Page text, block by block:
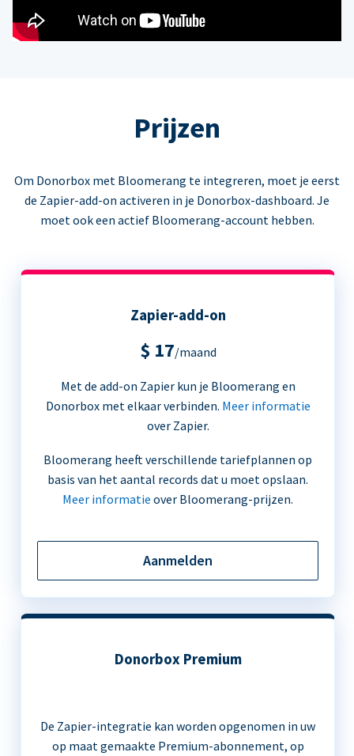
Prijzen
Om Donorbox met Bloomerang te integreren, moet je eerst
de Zapier-add-on activeren in je Donorbox-dashboard. Je
moet ook een actief Bloomerang-account hebben.
Zapier-add-on
$ 17/maand
Met de add-on Zapier kun je Bloomerang en
Donorbox met elkaar verbinden. Meer informatie
over Zapier.
Bloomerang heeft verschillende tariefplannen op
basis van het aantal records dat u moet opslaan.
Meer informatie over Bloomerang-prijzen.
Aanmelden
Donorbox Premium
De Zapier-integratie kan worden opgenomen in uw
op maat gemaakte Premium-abonnement, op